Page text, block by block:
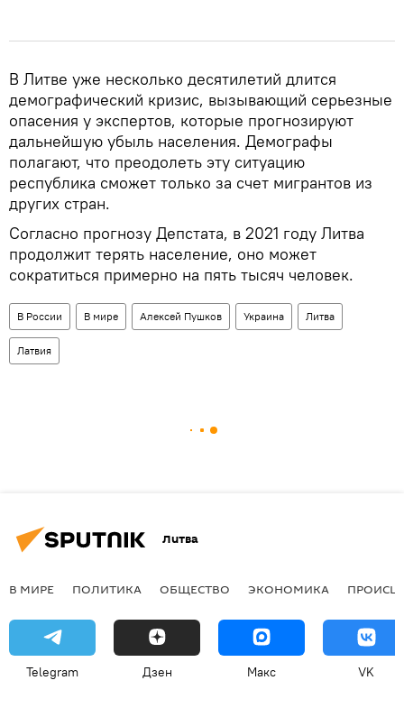
В Литве уже несколько десятилетий длится
демографический кризис, вызывающий серьезные
опасения у экспертов, которые прогнозируют
дальнейшую убыль населения. Демографы
полагают, что преодолеть эту ситуацию
республика сможет только за счет мигрантов из
других стран.
Согласно прогнозу Депстата, в 2021 году Литва
продолжит терять население, оно может
сократиться примерно на пять тысяч человек.
В России В мире Алексей Пушков Украина Литва
Латвия
Литва
В МИРЕ ПОЛИТИКА ОБЩЕСТВО ЭКОНОМИКА
Telegram Дзен Макс VK